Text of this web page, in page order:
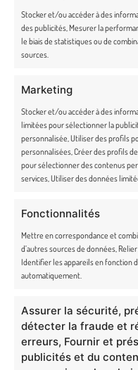
Stocker et/ou accéder à des
des publicités, Mesurer la
le biais de statistiques ou de
sources.
Marketing
Stocker et/ou accéder à des
limitées pour sélectionner la
personnalisée, Utiliser des profils
personnalisées, Créer des profils
pour sélectionner des contenus
services, Utiliser des données
Fonctionnalités
Mettre en correspondance et
d’autres sources de données,
Identifier les appareils en fonction
automatiquement.
Assurer la sécurité,
détecter la fraude et
erreurs, Fournir et
publicités et du
Lundi –
Rejoignez la famille Truffe &
exclusif ! Soyez les premiers
En cochant cette case,
de Truffe & Moustache.
Newsletter Truffe et